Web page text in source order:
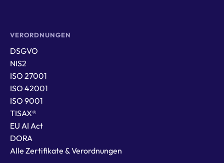
VERORDNUNGEN
DSGVO
NIS2
ISO 27001
ISO 42001
ISO 9001
TISAX®
EU AI Act
DORA
Alle Zertifikate & Verordnungen